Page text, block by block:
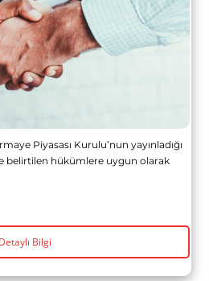
Piyasası Kurulu’nun yayınladığı
belirtilen hükümlere uygun olarak
Detaylı Bilgi